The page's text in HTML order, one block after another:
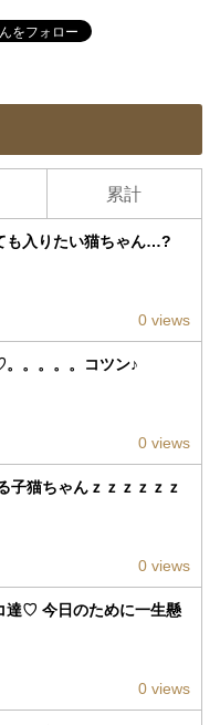
累計
も入りたい猫ちゃん…?
0 views
。。。。コツン♪
0 views
猫ちゃんｚｚｚｚｚｚ
0 views
達♡ 今日のために一生懸
0 views